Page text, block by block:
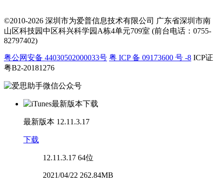
©2010-2026 深圳市为爱普信息技术有限公司 广东省深圳市南
山区科技园中区科兴科学园A栋4单元709室 (前台电话：0755-
82797402)
粤公网安备 44030502000033号 粤 ICP 备 09173600 号 -8 ICP证
粤B2-20181276
最新版本 12.11.3.17
下载
12.11.3.17 64位
2021/04/22 262.84MB